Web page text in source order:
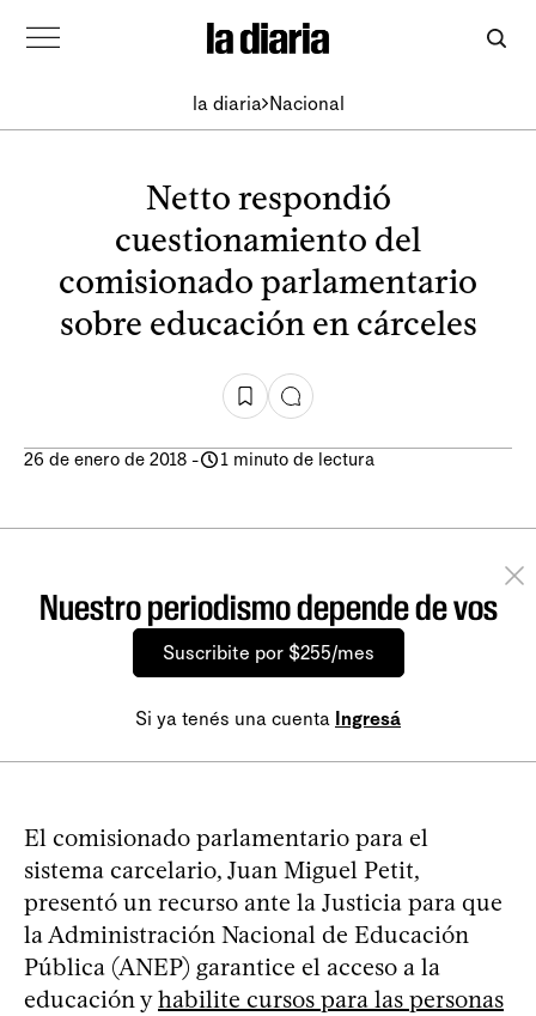
la diaria Nacional
Netto respondió
cuestionamiento del
comisionado parlamentario
sobre educación en cárceles
26 de enero de 2018 - 1 minuto de lectura
Nuestro periodismo depende de vos
Suscribite por $255/mes
Si ya tenés una cuenta Ingresá
El comisionado parlamentario para el
sistema carcelario, Juan Miguel Petit,
presentó un recurso ante la Justicia para que
la Administración Nacional de Educación
Pública (ANEP) garantice el acceso a la
educación yhabilite cursos para las personas